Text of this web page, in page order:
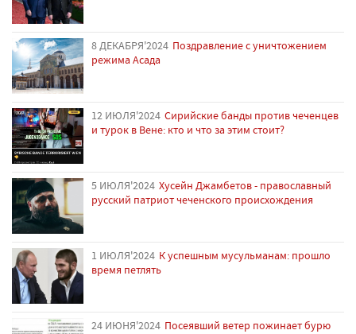
8 ДЕКАБРЯ'2024 Поздравление с уничтожением
режима Асада
12 ИЮЛЯ'2024 Сирийские банды против чеченцев
и турок в Вене: кто и что за этим стоит?
5 ИЮЛЯ'2024 Хусейн Джамбетов - православный
русский патриот чеченского происхождения
1 ИЮЛЯ'2024 К успешным мусульманам: прошло
время петлять
24 ИЮНЯ'2024 Посеявший ветер пожинает бурю